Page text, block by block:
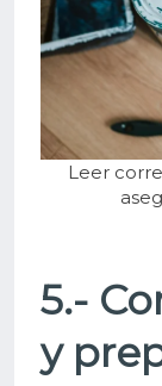
Leer
5.-
y